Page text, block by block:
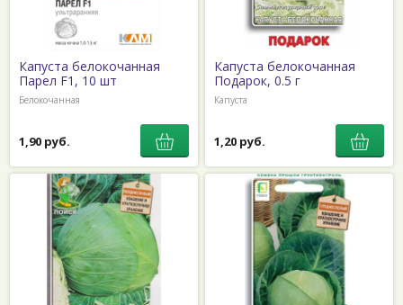
Капуста белокочанная
Парел F1, 10 шт
Белокочанная
1,90 руб.
Капуста белокочанная
Подарок, 0.5 г
Капуста
1,20 руб.